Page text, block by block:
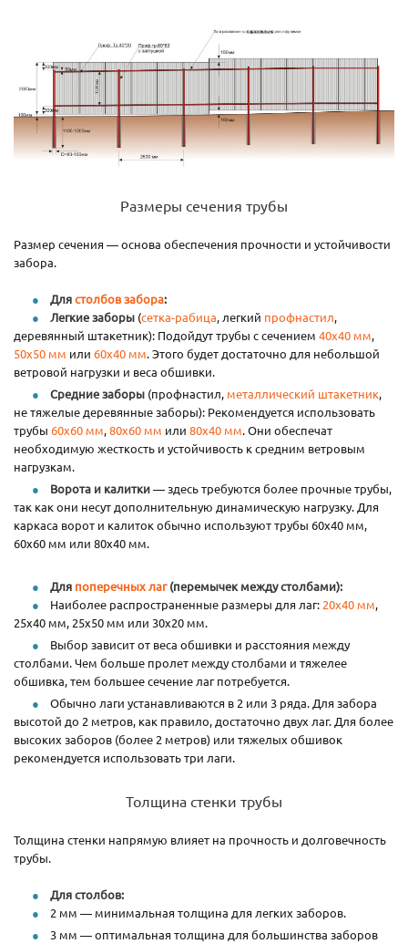
Размеры сечения трубы
Размер сечения — основа обеспечения прочности и устойчивости
забора.
Длястолбов забора:
Легкие заборы (сетка-рабица, легкий профнастил,
деревянный штакетник): Подойдут трубы с сечением 40x40 мм,
50x50 мм или 60x40 мм. Этого будет достаточно для небольшой
ветровой нагрузки и веса обшивки.
Средние заборы (профнастил, металлический штакетник,
не тяжелые деревянные заборы): Рекомендуется использовать
трубы 60x60 мм,80x60 мм или 80x40 мм. Они обеспечат
необходимую жесткость и устойчивость к средним ветровым
нагрузкам.
Ворота и калитки— здесь требуются более прочные трубы,
так как они несут дополнительную динамическую нагрузку. Для
каркаса ворот и калиток обычно используют трубы 60x40 мм,
60x60 мм или 80x40 мм.
Для поперечных лаг(перемычек между столбами):
Наиболее распространенные размеры для лаг: 20x40 мм,
25x40 мм, 25x50 мм или 30x20 мм.
Выбор зависит от веса обшивки и расстояния между
столбами. Чем больше пролет между столбами и тяжелее
обшивка, тем большее сечение лаг потребуется.
Обычно лаги устанавливаются в 2 или 3 ряда. Для забора
высотой до 2 метров, как правило, достаточно двух лаг. Для более
высоких заборов (более 2 метров) или тяжелых обшивок
рекомендуется использовать три лаги.
Толщина стенки трубы
Толщина стенки напрямую влияет на прочность и долговечность
трубы.
Для столбов:
2 мм — минимальная толщина для легких заборов.
3 мм — оптимальная толщина для большинства заборов